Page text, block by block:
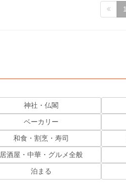
1
神社・仏閣
ベーカリー
和食・割烹・寿司
居酒屋・中華・グルメ全般
泊まる